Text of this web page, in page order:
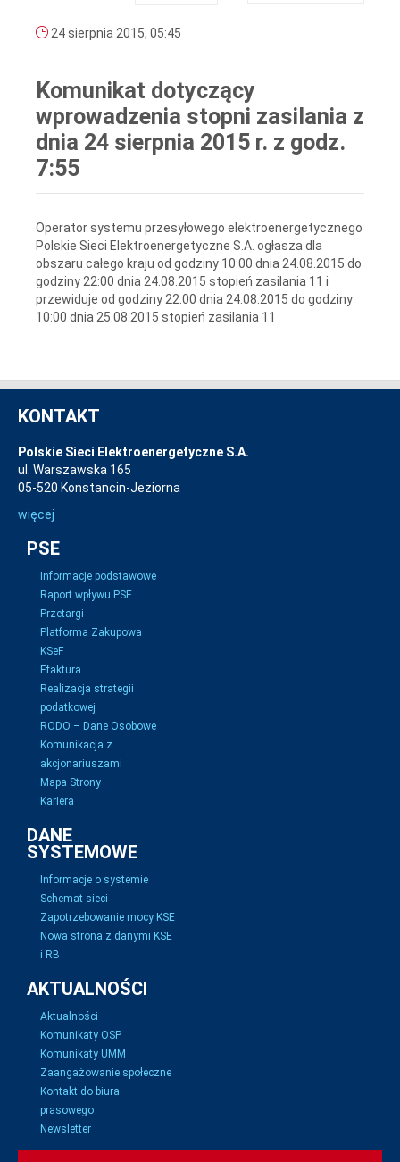
24 sierpnia 2015, 05:45
Komunikat dotyczący
wprowadzenia stopni zasilania z
dnia 24 sierpnia 2015 r. z godz.
7:55
Operator systemu przesyłowego elektroenergetycznego
Polskie Sieci Elektroenergetyczne S.A. ogłasza dla
obszaru całego kraju od godziny 10:00 dnia 24.08.2015 do
godziny 22:00 dnia 24.08.2015 stopień zasilania 11 i
przewiduje od godziny 22:00 dnia 24.08.2015 do godziny
10:00 dnia 25.08.2015 stopień zasilania 11
KONTAKT
Polskie Sieci Elektroenergetyczne S.A.
ul. Warszawska 165
05-520 Konstancin-Jeziorna
więcej
PSE
Informacje podstawowe
Raport wpływu PSE
Przetargi
Platforma Zakupowa
KSeF
Efaktura
Realizacja strategii
podatkowej
RODO – Dane Osobowe
Komunikacja z
akcjonariuszami
Mapa Strony
Kariera
DANE
SYSTEMOWE
Informacje o systemie
Schemat sieci
Zapotrzebowanie mocy KSE
Nowa strona z danymi KSE
i RB
AKTUALNOŚCI
Aktualności
Komunikaty OSP
Komunikaty UMM
Zaangażowanie społeczne
Kontakt do biura
prasowego
Newsletter